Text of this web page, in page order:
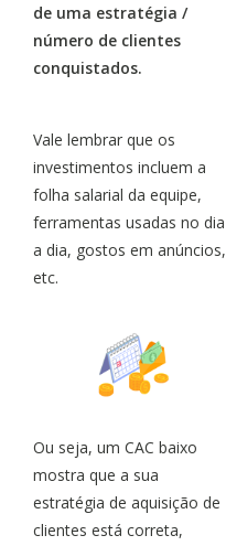
de uma estratégia /
número de clientes
conquistados.
Vale lembrar que os
investimentos incluem a
folha salarial da equipe,
ferramentas usadas no dia
a dia, gostos em anúncios,
etc.
Ou seja, um CAC baixo
mostra que a sua
estratégia de aquisição de
clientes está correta,